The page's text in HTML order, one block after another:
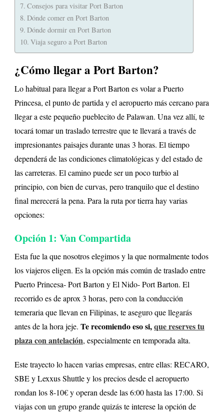
Consejos para visitar Port Barton
Dónde comer en Port Barton
Dónde dormir en Port Barton
Viaja seguro a Port Barton
¿Cómo llegar a Port Barton?
Lo habitual para llegar a Port Barton es volar a Puerto
Princesa, el punto de partida y el aeropuerto más cercano para
llegar a este pequeño pueblecito de Palawan. Una vez allí, te
tocará tomar un traslado terrestre que te llevará a través de
impresionantes paisajes durante unas 3 horas. El tiempo
dependerá de las condiciones climatológicas y del estado de
las carreteras. El camino puede ser un poco turbio al
principio, con bien de curvas, pero tranquilo que el destino
final merecerá la pena. Para la ruta por tierra hay varias
opciones:
Opción 1: Van Compartida
Esta fue la que nosotros elegimos y la que normalmente todos
los viajeros eligen. Es la opción más común de traslado entre
Puerto Princesa- Port Barton y El Nido- Port Barton. El
recorrido es de aprox 3 horas, pero con la conducción
temeraria que llevan en Filipinas, te aseguro que llegarás
antes de la hora jeje. Te recomiendo eso si,que reserves tu
plaza con antelación, especialmente en temporada alta.
Este trayecto lo hacen varias empresas, entre ellas: RECARO,
SBE y Lexxus Shuttle y los precios desde el aeropuerto
rondan los 8-10€ y operan desde las 6:00 hasta las 17:00. Si
viajas con un grupo grande quizás te interese la opción de